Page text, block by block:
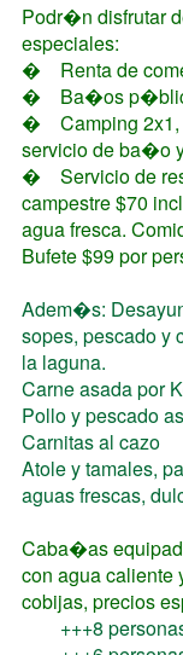
Podr�n disfrutar
especiales:
�
Renta de
�
Ba�os
�
Camping
servicio de ba�o
�
Servicio de
campestre $70
agua fresca.
Bufete $99 por
Adem�s:
sopes, pescado y
la laguna.
Carne asada por
Pollo y pescado
Carnitas al cazo
Atole y tamales,
aguas frescas,
Caba�as
con agua
cobijas, precios
+++8